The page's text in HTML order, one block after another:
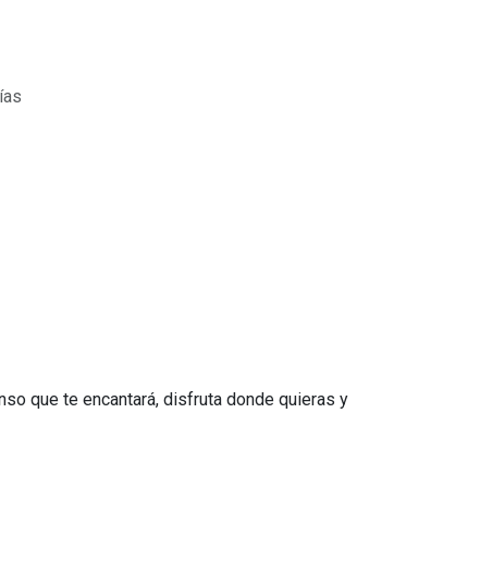
que te encantará, disfruta donde quieras y